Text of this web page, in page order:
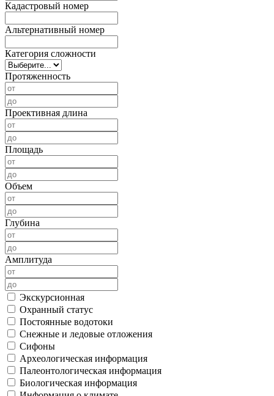
Кадастровый номер
Альтернативный номер
Категория сложности
Протяженность
Проективная длина
Площадь
Объем
Глубина
Амплитуда
Экскурсионная
Охранный статус
Постоянные водотоки
Снежные и ледовые отложения
Сифоны
Археологическая информация
Палеонтологическая информация
Биологическая информация